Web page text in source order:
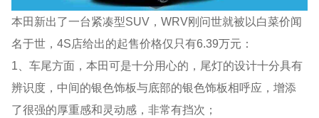
本田新出了一台紧凑型SUV，WRV刚问世就被以白菜价闻
名于世，4S店给出的起售价格仅只有6.39万元：
1、车尾方面，本田可是十分用心的，尾灯的设计十分具有
辨识度，中间的银色饰板与底部的银色饰板相呼应，增添
了很强的厚重感和灵动感，非常有挡次；